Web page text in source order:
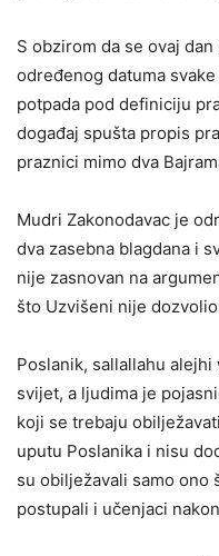
S obzirom da se ovaj
određenog datuma
potpada pod definiciju
događaj spušta propis
praznici mimo dva
Mudri Zakonodavac je
dva zasebna blagdana i
nije zasnovan na
što Uzvišeni nije
Poslanik, sallallahu
svijet, a ljudima je
koji se trebaju
uputu Poslanika i nisu
su obilježavali samo ono
postupali i učenjaci